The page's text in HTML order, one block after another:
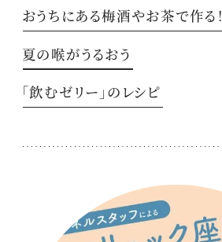
おうちにある梅酒やお茶で作る！
夏の喉がうるおう
「飲むゼリー」のレシピ